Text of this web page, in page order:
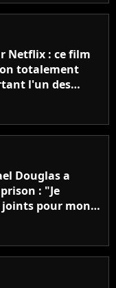
Netflix : ce film
totalement
l'un des
2010
Douglas a
: "Je
pour mon